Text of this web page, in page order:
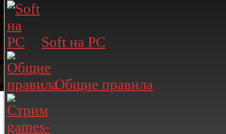
Soft на PC
Общие правила